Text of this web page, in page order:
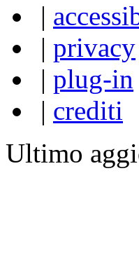
|
| privacy
| plug-in
| crediti
Ultimo